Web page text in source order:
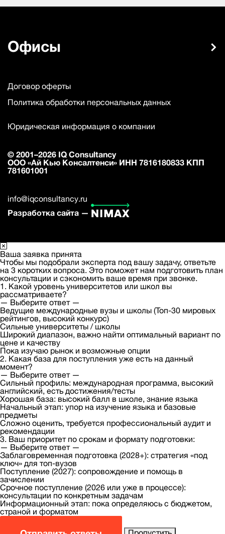
Офисы
Договор оферты
Политика обработки персональных данных
Юридическая информация о компании
© 2001–2026 IQ Consultancy
ООО «Ай Кью Консалтенси» ИНН 7816180833 КПП
781601001
info@iqconsultancy.ru
Разработка сайта —
Ваша заявка принята
Чтобы мы подобрали эксперта под вашу задачу, ответьте
на 3 коротких вопроса. Это поможет нам подготовить план
консультации и сэкономить ваше время при звонке.
1. Какой уровень университетов или школ вы
рассматриваете?
— Выберите ответ —
Ведущие международные вузы и школы (Топ-30 мировых
рейтингов, высокий конкурс)
Сильные университеты / школы
Широкий диапазон, важно найти оптимальный вариант по
цене и качеству
Пока изучаю рынок и возможные опции
2. Какая база для поступления уже есть на данный
момент?
— Выберите ответ —
Сильный профиль: международная программа, высокий
английский, есть достижения/тесты
Хорошая база: высокий балл в школе, знание языка
Начальный этап: упор на изучение языка и базовые
предметы
Сложно оценить, требуется профессиональный аудит и
рекомендации
3. Ваш приоритет по срокам и формату подготовки:
— Выберите ответ —
Заблаговременная подготовка (2028+): стратегия «под
ключ» для топ-вузов
Поступление (2027): сопровождение и помощь в
зачислении
Срочное поступление (2026 или уже в процессе):
консультации по конкретным задачам
Информационный этап: пока определяюсь с бюджетом,
страной и форматом